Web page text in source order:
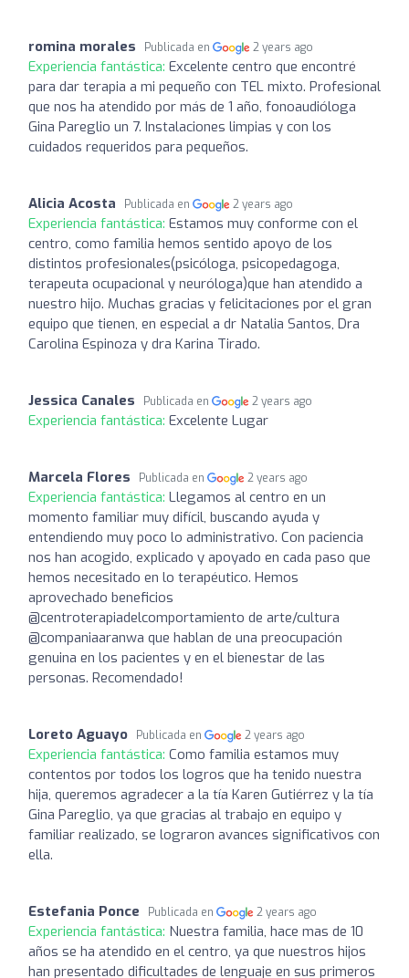
romina morales Publicada en 2 years ago
Experiencia fantástica: Excelente centro que encontré
para dar terapia a mi pequeño con TEL mixto. Profesional
que nos ha atendido por más de 1 año, fonoaudióloga
Gina Pareglio un 7. Instalaciones limpias y con los
cuidados requeridos para pequeños.
Alicia Acosta Publicada en 2 years ago
Experiencia fantástica: Estamos muy conforme con el
centro, como familia hemos sentido apoyo de los
distintos profesionales(psicóloga, psicopedagoga,
terapeuta ocupacional y neuróloga)que han atendido a
nuestro hijo. Muchas gracias y felicitaciones por el gran
equipo que tienen, en especial a dr Natalia Santos, Dra
Carolina Espinoza y dra Karina Tirado.
Jessica Canales Publicada en 2 years ago
Experiencia fantástica: Excelente Lugar
Marcela Flores Publicada en 2 years ago
Experiencia fantástica: Llegamos al centro en un
momento familiar muy difícil, buscando ayuda y
entendiendo muy poco lo administrativo. Con paciencia
nos han acogido, explicado y apoyado en cada paso que
hemos necesitado en lo terapéutico. Hemos
aprovechado beneficios
@centroterapiadelcomportamiento de arte/cultura
@companiaaranwa que hablan de una preocupación
genuina en los pacientes y en el bienestar de las
personas. Recomendado!
Loreto Aguayo Publicada en 2 years ago
Experiencia fantástica: Como familia estamos muy
contentos por todos los logros que ha tenido nuestra
hija, queremos agradecer a la tía Karen Gutiérrez y la tía
Gina Pareglio, ya que gracias al trabajo en equipo y
familiar realizado, se lograron avances significativos con
ella.
Estefania Ponce Publicada en 2 years ago
Experiencia fantástica: Nuestra familia, hace mas de 10
años se ha atendido en el centro, ya que nuestros hijos
han presentado dificultades de lenguaje en sus primeros